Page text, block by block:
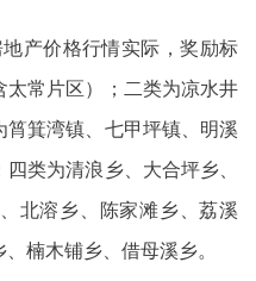
产价格行情实际，奖励标
常片区）；二类为凉水井
箕湾镇、七甲坪镇、明溪
类为清浪乡、大合坪乡、
北溶乡、陈家滩乡、荔溪
楠木铺乡、借母溪乡。